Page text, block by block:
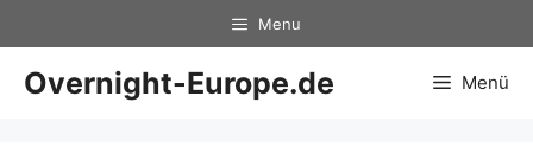
Inhalt
springen
Menu
Overnight-Europe.de Menü